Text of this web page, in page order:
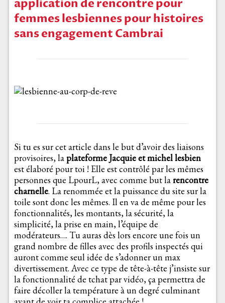
application de rencontre pour
femmes lesbiennes pour histoires
sans engagement Cambrai
Si tu es sur cet article dans le but d’avoir des liaisons
provisoires, laplateforme Jacquie et michel lesbien
est élaboré pour toi ! Elle est contrôlé par les mêmes
personnes que LpourL, avec comme but larencontre
charnelle. La renommée et la puissance du site sur la
toile sont donc les mêmes. Il en va de même pour les
fonctionnalités, les montants, la sécurité, la
simplicité, la prise en main, l’équipe de
modérateurs…. Tu auras dès lors encore une fois un
grand nombre de filles avec des profils inspectés qui
auront comme seul idée de s’adonner un max
divertissement. Avec ce type de tête-à-tête j’insiste sur
la fonctionnalité de tchat par vidéo, ça permettra de
faire décoller la température à un degré culminant